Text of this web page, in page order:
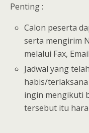
Penting :
Calon peserta
serta mengirim
melalui Fax,
Jadwal yang
habis/
ingin mengikuti
tersebut itu